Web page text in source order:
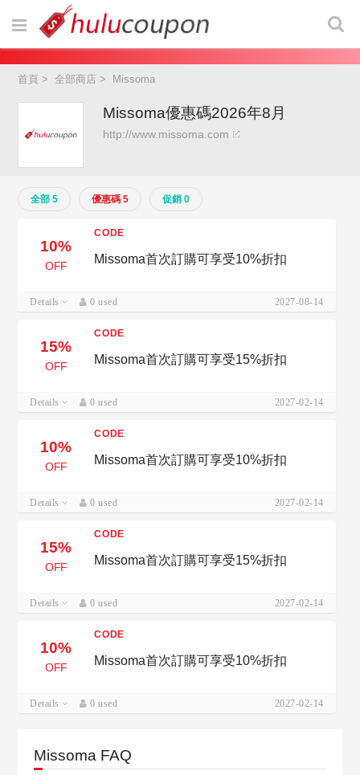
首頁 >全部商店 > Missoma
Missoma優惠碼2026年8月
http://www.missoma.com
全部 5 優惠碼 5 促銷 0
10%
OFF
CODE
Missoma首次訂購可享受10%折扣
Details 0 used 2027-08-14
15%
OFF
CODE
Missoma首次訂購可享受15%折扣
Details 0 used 2027-02-14
10%
OFF
CODE
Missoma首次訂購可享受10%折扣
Details 0 used 2027-02-14
15%
OFF
CODE
Missoma首次訂購可享受15%折扣
Details 0 used 2027-02-14
10%
OFF
CODE
Missoma首次訂購可享受10%折扣
Details 0 used 2027-02-14
Missoma FAQ